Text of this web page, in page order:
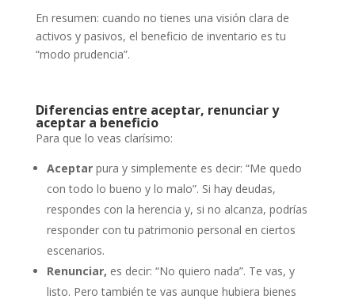
En resumen: cuando no tienes una visión clara de
activos y pasivos, el beneficio de inventario es tu
“modo prudencia”.
Diferencias entre aceptar, renunciar y
aceptar a beneficio
Para que lo veas clarísimo:
Aceptarpura y simplemente es decir: “Me quedo
con todo lo bueno y lo malo”. Si hay deudas,
respondes con la herencia y, si no alcanza, podrías
responder con tu patrimonio personal en ciertos
escenarios.
Renunciar, es decir: “No quiero nada”. Te vas, y
listo. Pero también te vas aunque hubiera bienes